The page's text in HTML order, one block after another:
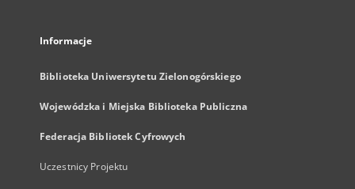
Informacje
Biblioteka Uniwersytetu Zielonogórskiego
Wojewódzka i Miejska Biblioteka Publiczna
Federacja Bibliotek Cyfrowych
Uczestnicy Projektu